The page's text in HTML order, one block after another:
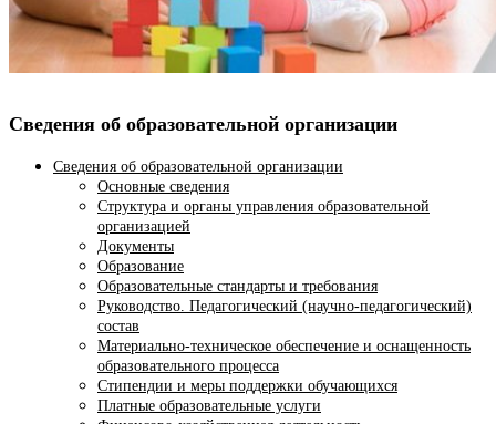
Сведения об образовательной организации
Сведения об образовательной организации
Основные сведения
Структура и органы управления образовательной
организацией
Документы
Образование
Образовательные стандарты и требования
Руководство. Педагогический (научно-педагогический)
состав
Материально-техническое обеспечение и оснащенность
образовательного процесса
Стипендии и меры поддержки обучающихся
Платные образовательные услуги